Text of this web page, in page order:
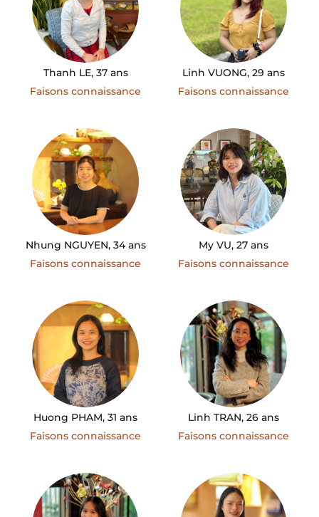
Thanh LE, 37 ans
Faisons connaissance
Linh VUONG, 29 ans
Faisons connaissance
Nhung NGUYEN, 34 ans
Faisons connaissance
My VU, 27 ans
Faisons connaissance
Huong PHAM, 31 ans
Faisons connaissance
Linh TRAN, 26 ans
Faisons connaissance